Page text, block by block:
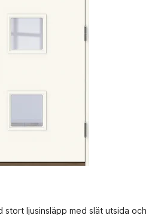
stort ljusinsläpp med slät utsida och